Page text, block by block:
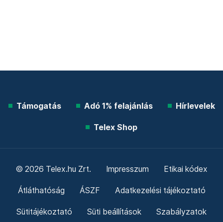
Támogatás Adó 1% felajánlás Hírlevelek
Telex Shop
© 2026 Telex.hu Zrt. Impresszum Etikai kódex
Átláthatóság ÁSZF Adatkezelési tájékoztató
Sütitájékoztató Süti beállítások Szabályzatok